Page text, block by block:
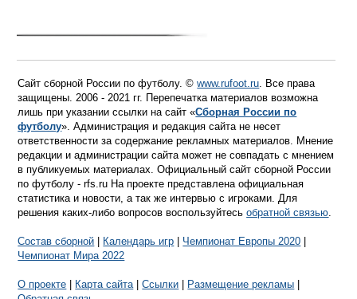
Сайт сборной России по футболу. ©www.rufoot.ru. Все права
защищены. 2006 - 2021 гг. Перепечатка материалов возможна
лишь при указании ссылки на сайт «Сборная России по
футболу». Администрация и редакция сайта не несет
ответственности за содержание рекламных материалов. Мнение
редакции и администрации сайта может не совпадать с мнением
в публикуемых материалах. Официальный сайт сборной России
по футболу - rfs.ru На проекте представлена официальная
статистика и новости, а так же интервью с игроками. Для
решения каких-либо вопросов воспользуйтесьобратной связью.
Состав сборной Календарь игр Чемпионат Европы 2020
Чемпионат Мира 2022
О проекте Карта сайта|Ссылки Размещение рекламы